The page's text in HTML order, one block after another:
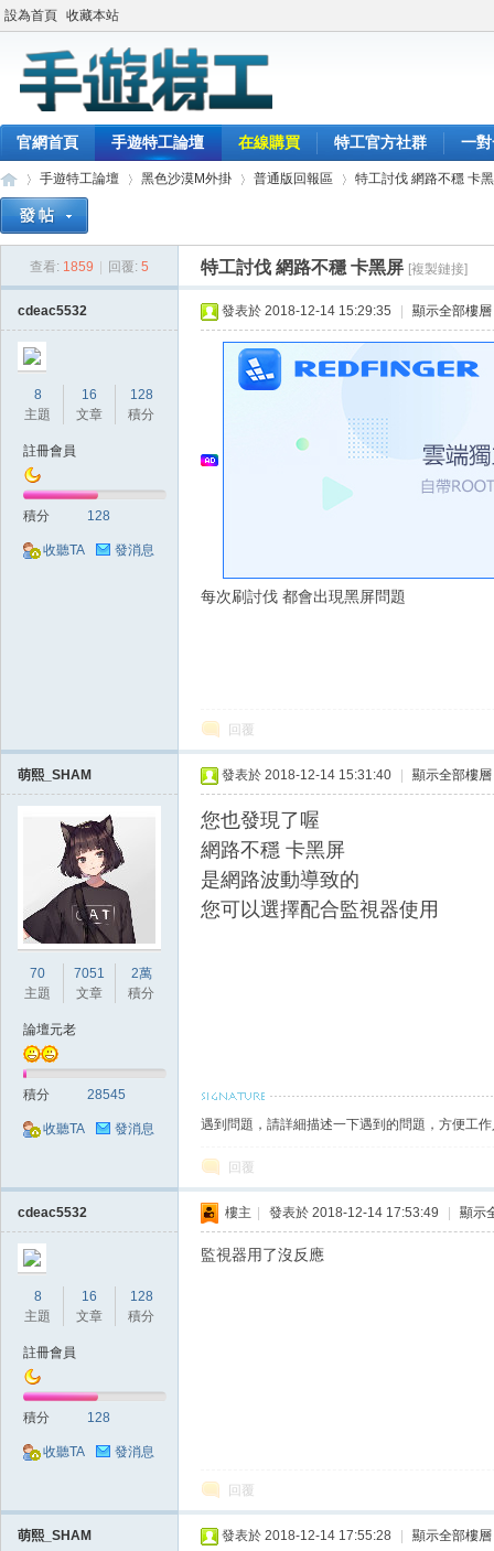
設為首頁 收藏本站
官網首頁 手遊特工論壇 在線購買 特工官方社群 一
手遊特工論壇
›
黑色沙漠M外掛
›
普通版回報區
›
特工討伐 網路不穩 卡
查看: 1859 回覆: 5 特工討伐 網路不穩 卡黑屏 [複製鏈接]
cdeac5532
8
主題
16
文章
128
積分
註冊會員
積分 128
收聽TA 發消息
發表於 2018-12-14 15:29:35 顯示全部樓層
每次刷討伐 都會出現黑屏問題
回覆
萌熙_SHAM
70
主題
7051
文章
2萬
積分
論壇元老
積分 28545
收聽TA 發消息
發表於 2018-12-14 15:31:40 顯示全部樓層
您也發現了喔
網路不穩 卡黑屏
是網路波動導致的
您可以選擇配合監視器使用
遇到問題，請詳細描述一下遇到的問題，方便工
回覆
cdeac5532
8
主題
16
文章
128
積分
註冊會員
積分 128
收聽TA 發消息
樓主 發表於 2018-12-14 17:53:49 顯示
監視器用了沒反應
回覆
萌熙_SHAM 發表於 2018-12-14 17:55:28 顯示全部樓層